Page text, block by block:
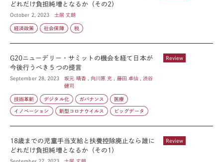
どれだけ負担純増となるか（その2）
October 2, 2023 土居 丈朗
経済政策 社会保障 税
Review
G20ニューデリー・サミットの機会を経て日本が
今後行うべき５つの提言
September 28, 2023
坂元 晴香 , 向川原 充 , 藤田 卓仙 , 渋谷
健司
技術革新 デジタル化 ガバナンス 医療
イノベーション 新型コロナウイルス ビッグデータ
Review
18歳までの児童手当支給と扶養控除廃止なら誰に
どれだけ負担純増となるか（その1）
September 27, 2023 土居 丈朗